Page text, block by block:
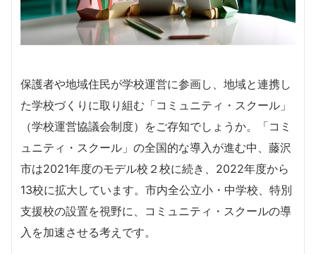
保護者や地域住民が学校運営に参画し、地域と連携し
た学校づくりに取り組む「コミュニティ・スクール」
（学校運営協議会制度）をご存知でしょうか。「コミ
ュニティ・スクール」の全国的な導入が進む中、藤沢
市は2021年度のモデル校２校に続き、2022年度から
13校に拡大しています。市内全公立小・中学校、特別
支援校の設置を視野に、コミュニティ・スクールの導
入を加速させる考えです。